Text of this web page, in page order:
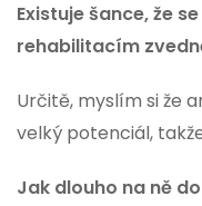
Existuje šance, že
rehabilitacím
Určitě, myslím si že
velký potenciál,
Jak dlouho na ně